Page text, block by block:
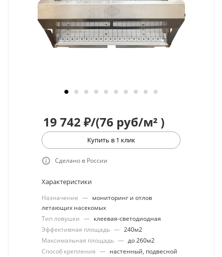
19 742 ₽/(76 руб/м² )
Купить в 1 клик
Сделано в России
Характеристики
Назначение — мониторинг и отлов
летающих насекомых
Тип ловушки — клеевая-светодиодная
Эффективная площадь — 240м2
Максимальная площадь — до 260м2
Способ крепления — настенный, подвесной